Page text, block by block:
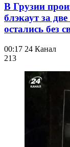
В Грузии
блэкаут за
остались без
00:17 24 Канал
213